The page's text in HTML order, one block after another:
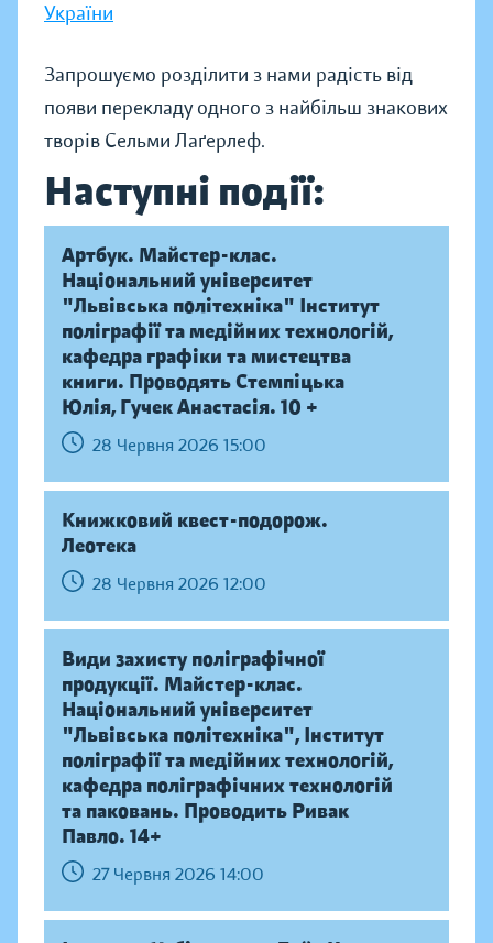
України
Запрошуємо розділити з нами радість від
появи перекладу одного з найбільш знакових
творів Сельми Лаґерлеф.
Наступні події:
Артбук. Майстер-клас.
Національний університет
"Львівська політехніка" Інститут
поліграфії та медійних технологій,
кафедра графіки та мистецтва
книги. Проводять Стемпіцька
Юлія, Гучек Анастасія. 10 +
28 Червня 2026 15:00
Книжковий квест-подорож.
Леотека
28 Червня 2026 12:00
Види захисту поліграфічної
продукції. Майстер-клас.
Національний університет
"Львівська політехніка", Інститут
поліграфії та медійних технологій,
кафедра поліграфічних технологій
та паковань. Проводить Ривак
Павло. 14+
27 Червня 2026 14:00